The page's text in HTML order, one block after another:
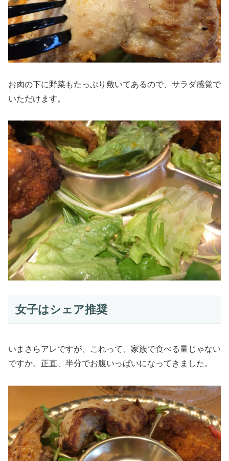
お肉の下に野菜もたっぷり敷いてあるので、サラダ感覚で
いただけます。
女子はシェア推奨
いまさらアレですが、これって、家族で食べる量じゃない
ですか。正直、半分でお腹いっぱいになってきました。